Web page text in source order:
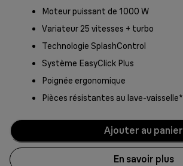
Moteur puissant de 1000 W
Variateur 25 vitesses + turbo
Technologie SplashControl
Système EasyClick Plus
Poignée ergonomique
Pièces résistantes au lave-vaisselle*
Ajouter au panier
En savoir plus